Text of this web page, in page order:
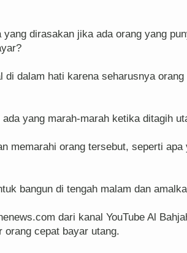
yang dirasakan jika ada orang yang
di dalam hati karena seharusnya
yang marah-marah ketika ditagih
memarahi orang tersebut, seperti
bangun di tengah malam dan
dari kanal YouTube Al
orang cepat bayar utang.